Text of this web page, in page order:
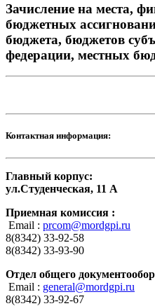
Зачисление на места,
бюджетных
бюджета, бюджетов
федерации, местных
Контактная информация:
Главный корпус:
ул.Студенческая, 11 А
Приемная комиссия :
Email : prcom@mordgpi.ru
8(8342) 33-92-58
8(8342) 33-93-90
Отдел общего
Email : general@mordgpi.ru
8(8342) 33-92-67